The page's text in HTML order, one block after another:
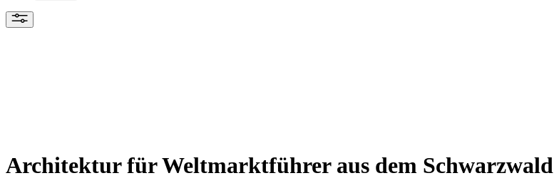
Architektur für Weltmarktführer aus dem Schwarzwald